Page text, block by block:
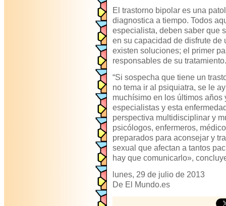
El trastorno bipolar es una
diagnostica a tiempo. Todos
especialista, deben saber que
en su capacidad de disfrute
existen soluciones; el primer
responsables de su tratamiento.
“Si sospecha que tiene un
no tema ir al psiquiatra, se le
muchísimo en los últimos
especialistas y esta
perspectiva multidisciplinar y
psicólogos, enfermeros,
preparados para aconsejar y
sexual que afectan a tantos
hay que comunicarlo»,
lunes, 29 de julio de 2013
De El Mundo.es